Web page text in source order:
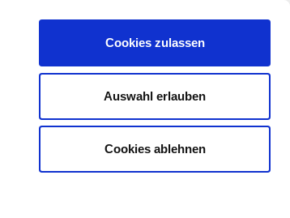
Cookies zulassen
Auswahl erlauben
Cookies ablehnen